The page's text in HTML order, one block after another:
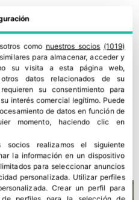
para la cebolla sevillana
como nuestros socios (1019)
para almacenar, acceder y
su visita a esta página web,
datos relacionados de su
su consentimiento para
interés comercial legítimo. Puede
de datos en función de
momento, haciendo clic en
socios realizamos el siguiente
la información en un dispositivo
para seleccionar anuncios
personalizada. Utilizar perfiles
.Crear un perfil para